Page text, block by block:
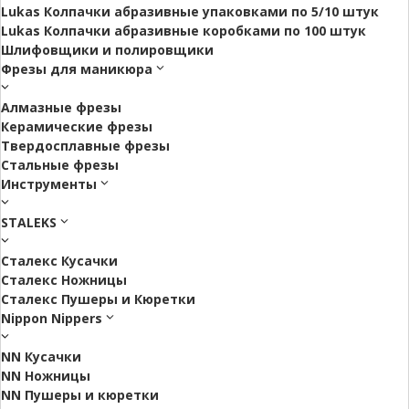
Lukas Колпачки абразивные упаковками по 5/10 штук
Lukas Колпачки абразивные коробками по 100 штук
Шлифовщики и полировщики
Фрезы для маникюра
Алмазные фрезы
Керамические фрезы
Твердосплавные фрезы
Стальные фрезы
Инструменты
STALEKS
Сталекс Кусачки
Сталекс Ножницы
Сталекс Пушеры и Кюретки
Nippon Nippers
NN Кусачки
NN Ножницы
NN Пушеры и кюретки